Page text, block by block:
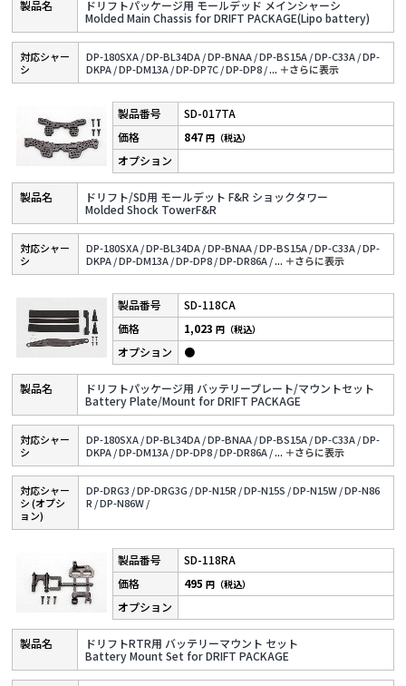
ドリフトパッケージ用 モールデッド メインシャーシ
Molded Main Chassis for DRIFT PACKAGE(Lipo battery)
対応シャー
シ
DP-180SXA /DP-BL34DA /DP-BNAA /DP-BS15A /DP-C33A /DP-
DKPA /DP-DM13A /DP-DP7C /DP-DP8 /... ＋さらに表⽰
SD-017TA
ドリフト/SD用 モールデット F&R ショックタワー
Molded Shock TowerF&R
847円（税込）
対応シャー
シ
DP-180SXA /DP-BL34DA /DP-BNAA /DP-BS15A /DP-C33A /DP-
DKPA /DP-DM13A /DP-DP8 /DP-DR86A /... ＋さらに表⽰
SD-118CA
ドリフトパッケージ用 バッテリープレート/マウントセット
Battery Plate/Mount for DRIFT PACKAGE
1,023円（税込）
●
対応シャー
シ
DP-180SXA /DP-BL34DA /DP-BNAA /DP-BS15A /DP-C33A /DP-
DKPA /DP-DM13A /DP-DP8 /DP-DR86A /... ＋さらに表⽰
対応シャー
シ (オプシ
ョン)
DP-DRG3 /DP-DRG3G /DP-N15R /DP-N15S /DP-N15W /DP-N86
R /DP-N86W /
SD-118RA
ドリフトRTR用 バッテリーマウント セット
Battery Mount Set for DRIFT PACKAGE
495円（税込）